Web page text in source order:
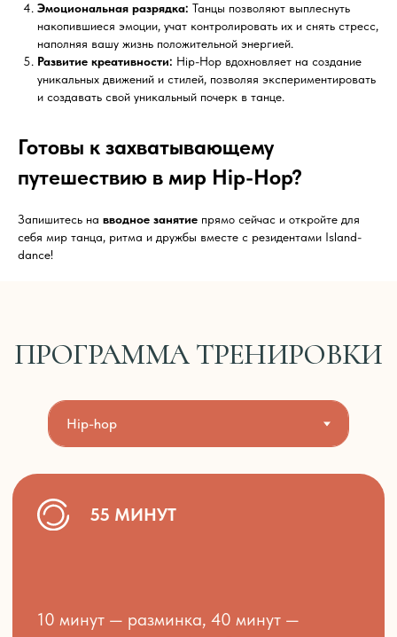
Эмоциональная разрядка: Танцы позволяют выплеснуть
накопившиеся эмоции, учат контролировать их и снять стресс,
наполняя вашу жизнь положительной энергией.
Развитие креативности: Hip-Hop вдохновляет на создание
уникальных движений и стилей, позволяя экспериментировать
и создавать свой уникальный почерк в танце.
Готовы к захватывающему
путешествию в мир Hip-Hop?
Запишитесь на вводное занятие прямо сейчас и откройте для
себя мир танца, ритма и дружбы вместе с резидентами Island-
dance!
10 минут — разминка, 40 минут —
изучение хореографии, 5 – заминка.
без акцента на расход энергии.
16+.
Hip hop это основа и база всех